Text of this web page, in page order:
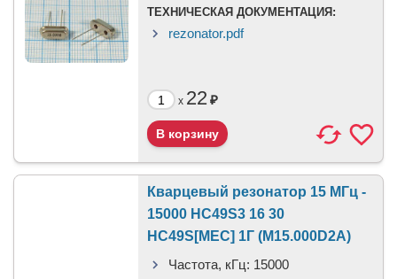
ТЕХНИЧЕСКАЯ ДОКУМЕНТАЦИЯ:
rezonator.pdf
x 22₽
Кварцевый резонатор 15 МГц -
15000 HC49S3 16 30
HC49S[MEC] 1Г (M15.000D2A)
Частота, кГц: 15000